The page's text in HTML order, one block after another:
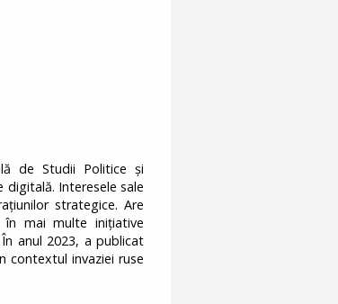
de Studii Politice și
digitală. Interesele sale
strategice. Are
mai multe inițiative
anul 2023, a publicat
contextul invaziei ruse